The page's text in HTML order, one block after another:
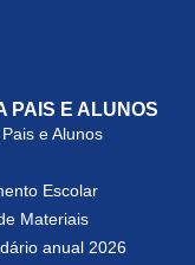
PAIS E ALUNOS
e Alunos
Escolar
Materiais
anual 2026